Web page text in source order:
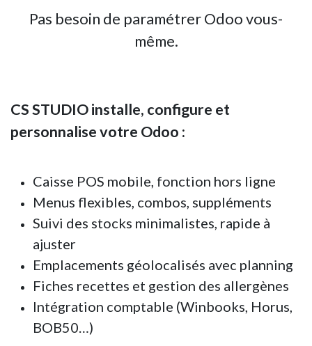
Pas besoin de paramétrer Odoo vous-
même.
CS STUDIO installe, configure et
personnalise votre Odoo :
Caisse POS mobile, fonction hors ligne
Menus flexibles, combos, suppléments
Suivi des stocks minimalistes, rapide à
ajuster
Emplacements géolocalisés avec planning
Fiches recettes et gestion des allergènes
Intégration comptable (Winbooks, Horus,
BOB50…)